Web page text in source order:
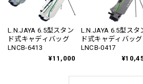
L.N.JAYA 6.5型スタン
ド式キャディバッグ
LNCB-6413
¥11,000
L.N.JAYA 6.5型スタ
ド式キャディバッグ
LNCB-0417